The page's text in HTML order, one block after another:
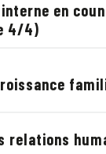
en
4/4)
relations